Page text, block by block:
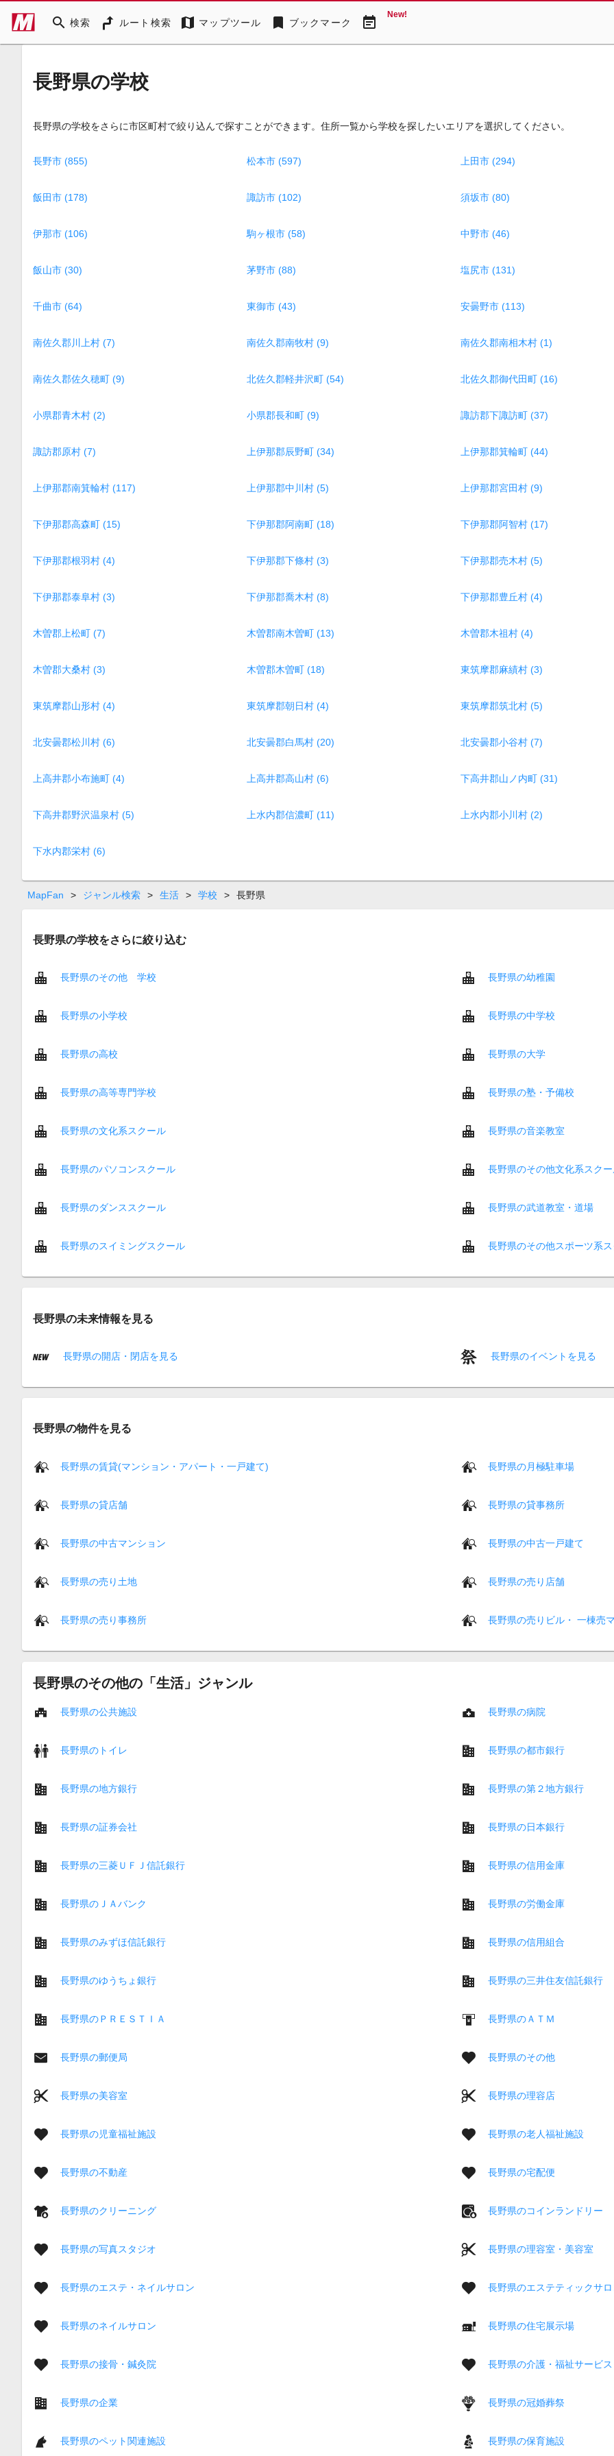
search 検索 ルート検索 map マップツール bookmark ブックマーク event_note New!
長野県の学校
長野県の学校をさらに市区町村で絞り込んで探すことができます。住所一覧から学校を探したいエリアを選択してください。
長野市 (855) 松本市 (597) 上田市 (294)
飯田市 (178) 諏訪市 (102) 須坂市 (80)
伊那市 (106) 駒ヶ根市 (58) 中野市 (46)
飯山市 (30) 茅野市 (88) 塩尻市 (131)
千曲市 (64) 東御市 (43) 安曇野市 (113)
南佐久郡川上村 (7) 南佐久郡南牧村 (9) 南佐久郡南相木村 (1)
南佐久郡佐久穂町 (9) 北佐久郡軽井沢町 (54) 北佐久郡御代田町 (16)
小県郡青木村 (2) 小県郡長和町 (9) 諏訪郡下諏訪町 (37)
諏訪郡原村 (7) 上伊那郡辰野町 (34) 上伊那郡箕輪町 (44)
上伊那郡南箕輪村 (117) 上伊那郡中川村 (5) 上伊那郡宮田村 (9)
下伊那郡高森町 (15) 下伊那郡阿南町 (18) 下伊那郡阿智村 (17)
下伊那郡根羽村 (4) 下伊那郡下條村 (3) 下伊那郡売木村 (5)
下伊那郡泰阜村 (3) 下伊那郡喬木村 (8) 下伊那郡豊丘村 (4)
木曽郡上松町 (7) 木曽郡南木曽町 (13) 木曽郡木祖村 (4)
木曽郡大桑村 (3) 木曽郡木曽町 (18) 東筑摩郡麻績村 (3)
東筑摩郡山形村 (4) 東筑摩郡朝日村 (4) 東筑摩郡筑北村 (5)
北安曇郡松川村 (6) 北安曇郡白馬村 (20) 北安曇郡小谷村 (7)
上高井郡小布施町 (4) 上高井郡高山村 (6) 下高井郡山ノ内町 (31)
下高井郡野沢温泉村 (5) 上水内郡信濃町 (11) 上水内郡小川村 (2)
下水内郡栄村 (6)
MapFan > ジャンル検索 > 生活 > 学校 > 長野県
長野県の学校をさらに絞り込む
長野県のその他 学校 長野県の幼稚園
長野県の小学校 長野県の中学校
長野県の高校 長野県の大学
長野県の高等専門学校 長野県の塾・予備校
長野県の文化系スクール 長野県の音楽教室
長野県のパソコンスクール 長野県のその他文化系スク
長野県のダンススクール 長野県の武道教室・道場
長野県のスイミングスクール 長野県のその他スポーツ系
長野県の未来情報を見る
長野県の開店・閉店を見る 長野県のイベントを見る
長野県の物件を見る
長野県の賃貸(マンション・アパート・一戸建て) 長野県の月極駐車場
長野県の貸店舗 長野県の貸事務所
長野県の中古マンション 長野県の中古一戸建て
長野県の売り土地 長野県の売り店舗
長野県の売り事務所 長野県の売りビル・ 一棟売
長野県のその他の「生活」ジャンル
長野県の公共施設 長野県の病院
長野県のトイレ 長野県の都市銀行
長野県の地方銀行 長野県の第２地方銀行
長野県の証券会社 長野県の日本銀行
長野県の三菱ＵＦＪ信託銀行 長野県の信用金庫
長野県のＪＡバンク 長野県の労働金庫
長野県のみずほ信託銀行 長野県の信用組合
長野県のゆうちょ銀行 長野県の三井住友信託銀行
長野県のＰＲＥＳＴＩＡ 長野県のＡＴＭ
長野県の郵便局 長野県のその他
長野県の美容室 長野県の理容店
長野県の児童福祉施設 長野県の老人福祉施設
長野県の不動産 長野県の宅配便
長野県のクリーニング 長野県のコインランドリー
長野県の写真スタジオ 長野県の理容室・美容室
長野県のエステ・ネイルサロン 長野県のエステティックサ
長野県のネイルサロン 長野県の住宅展示場
長野県の接骨・鍼灸院 長野県の介護・福祉サービス
長野県の企業 長野県の冠婚葬祭
長野県のペット関連施設 長野県の保育施設